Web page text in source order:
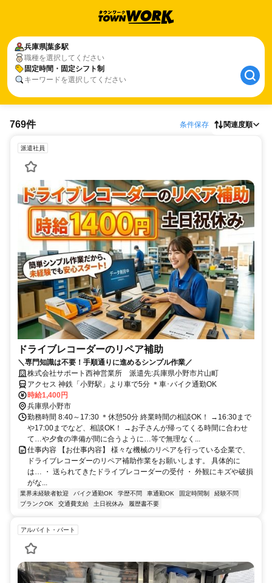
兵庫県葉多駅
職種を選択してください
固定時間・固定シフト制
キーワードを選択してください
769件 条件保存 関連度順
派遣社員
ドライブレコーダーのリペア補助
＼専門知識は不要！手順通りに進めるシンプル作業／
株式会社サポート西神営業所 派遣先:兵庫県小野市片山町
アクセス 神鉄「小野駅」より車で5分 ＊車･バイク通勤OK
時給1,400円
兵庫県小野市
勤務時間 8:40～17:30 ＊休憩50分 終業時間の相談OK！ →16:30まで
や17:00までなど、相談OK！ →お子さんが帰ってくる時間に合わせ
て…や夕食の準備が間に合うように…等で無理なく...
仕事内容 【お仕事内容】 様々な機械のリペアを行っている企業で、
ドライブレコーダーのリペア補助作業をお願いします。 具体的に
は… ・ 送られてきたドライブレコーダーの受付 ・ 外観にキズや破損
がな...
業界未経験者歓迎 バイク通勤OK 学歴不問 車通勤OK 固定時間制
経験不問
ブランクOK
交通費支給 土日祝休み 履歴書不要
アルバイト・パート